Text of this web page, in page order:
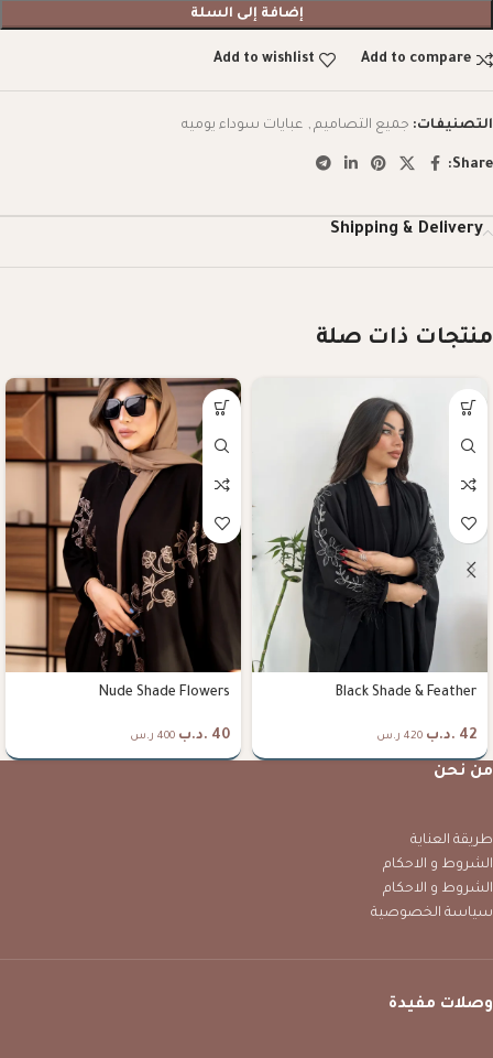
إضافة إلى السلة
Add to compare
Add to wishlist
التصنيفات: جميع التصاميم , عبايات سوداء يوميه
Share:
Shipping & Delivery
منتجات ذات صلة
Black Shade & Feather
42 .د.ب 420 ر.س
Nude Shade Flowers
40 .د.ب 400 ر.س
من نحن
طريقة العناية
الشروط و الاحكام
الشروط و الاحكام
سياسة الخصوصية
وصلات مفيدة